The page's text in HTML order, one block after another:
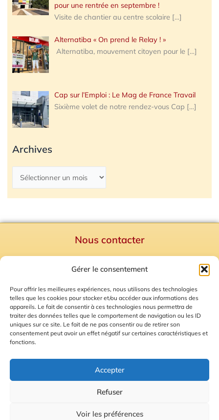
Gérer le consentement
Pour offrir les meilleures expériences, nous utilisons des technologies
telles que les cookies pour stocker et/ou accéder aux informations des
appareils. Le fait de consentir à ces technologies nous permettra de
traiter des données telles que le comportement de navigation ou les ID
uniques sur ce site. Le fait de ne pas consentir ou de retirer son
consentement peut avoir un effet négatif sur certaines caractéristiques et
fonctions.
Accepter
Refuser
Voir les préférences
pour une rentrée en septembre !
Visite de chantier au centre scolaire […]
Alternatiba « On prend le Relay ! »
Alternatiba, mouvement citoyen pour le […]
Cap sur l’Emploi : Le Mag de France Travail
Sixième volet de notre rendez-vous Cap […]
Archives
Nous contacter
Mentions Légales
Plan du site
Gestion des Cookies
© 2026 Radio Calade